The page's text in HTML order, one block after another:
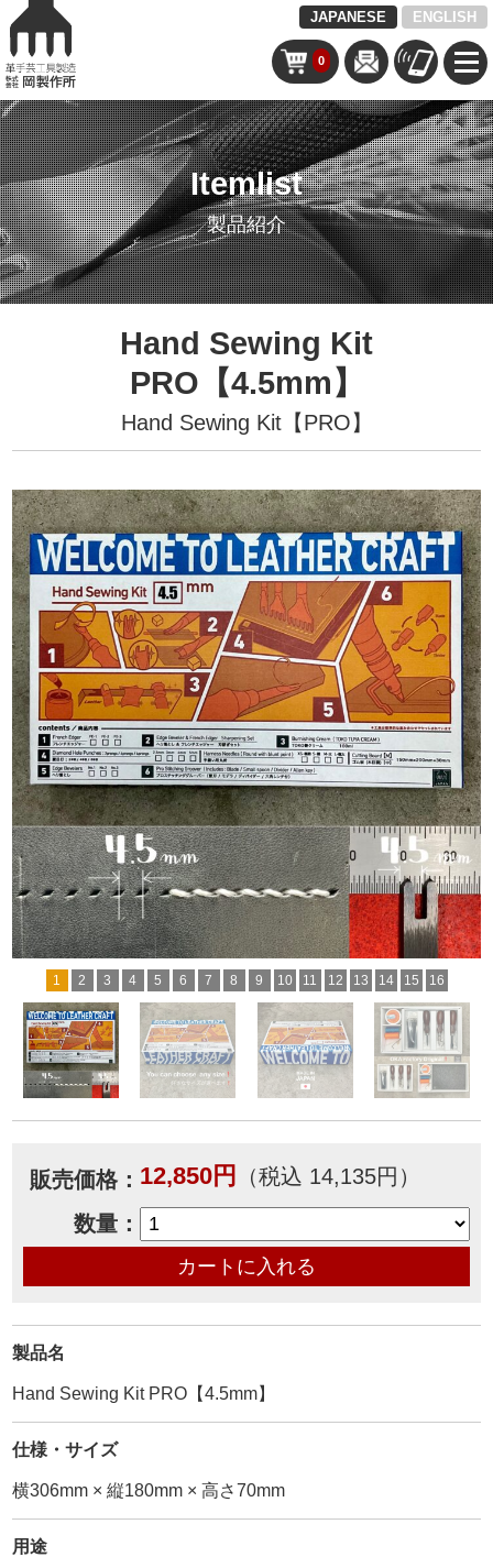
JAPANESE ENGLISH
0
Itemlist
製品紹介
Hand Sewing Kit
PRO【4.5mm】
Hand Sewing Kit【PRO】
1 2 3 4 5 6 7 8 9 10 11 12 13 14 15 16
販売価格： 12,850円
（税込 14,135円）
数量：
製品名
Hand Sewing Kit PRO【4.5mm】
仕様・サイズ
横306mm × 縦180mm × 高さ70mm
用途